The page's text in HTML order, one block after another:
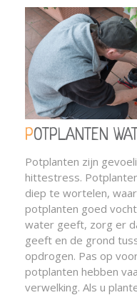
POTPLANTEN
Potplanten zijn
hittestress.
diep te wortelen,
potplanten goed
water geeft, zorg er
geeft en de grond
opdrogen. Pas op
potplanten hebben
verwelking. Als u